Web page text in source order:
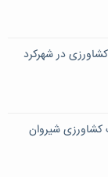
در شهرکرد